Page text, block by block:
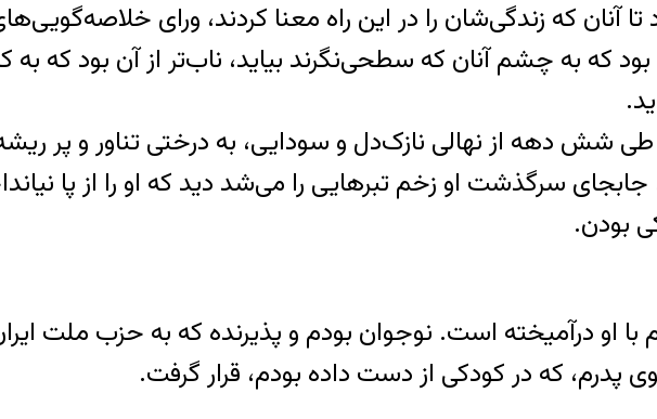
آنان که زندگی‌شان را در این راه معنا کردند، ورای
که به چشم آنان که سطحی‌نگرند بیاید، ناب‌تر از آن بود که به
طی شش دهه از نهالی نازک‌دل و سودایی، به درختی تناور و پر
سرگذشت او زخم تبرهایی را می‌شد دید که او را از پا
بودن.
او درآمیخته است. نوجوان بودم و پذیرنده که به حزب ملت
پدرم، که در کودکی از دست داده بودم، قرار گرفت.